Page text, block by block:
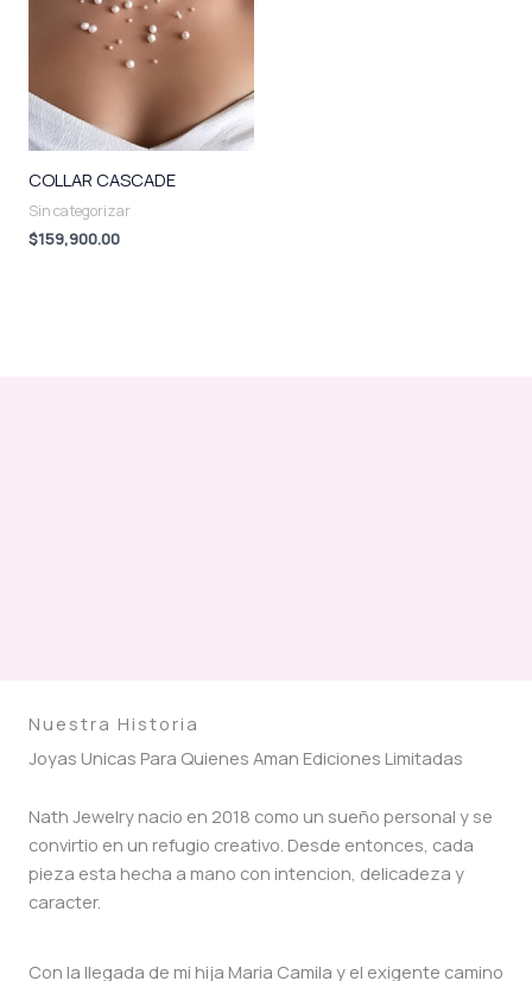
COLLAR CASCADE
Sin categorizar
$159,900.00
Nuestra Historia
Joyas Unicas Para Quienes Aman Ediciones Limitadas
Nath Jewelry nacio en 2018 como un sueño personal y se
convirtio en un refugio creativo. Desde entonces, cada
pieza esta hecha a mano con intencion, delicadeza y
caracter.
Con la llegada de mi hija Maria Camila y el exigente camino